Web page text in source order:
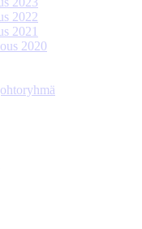
2022
2021
2020